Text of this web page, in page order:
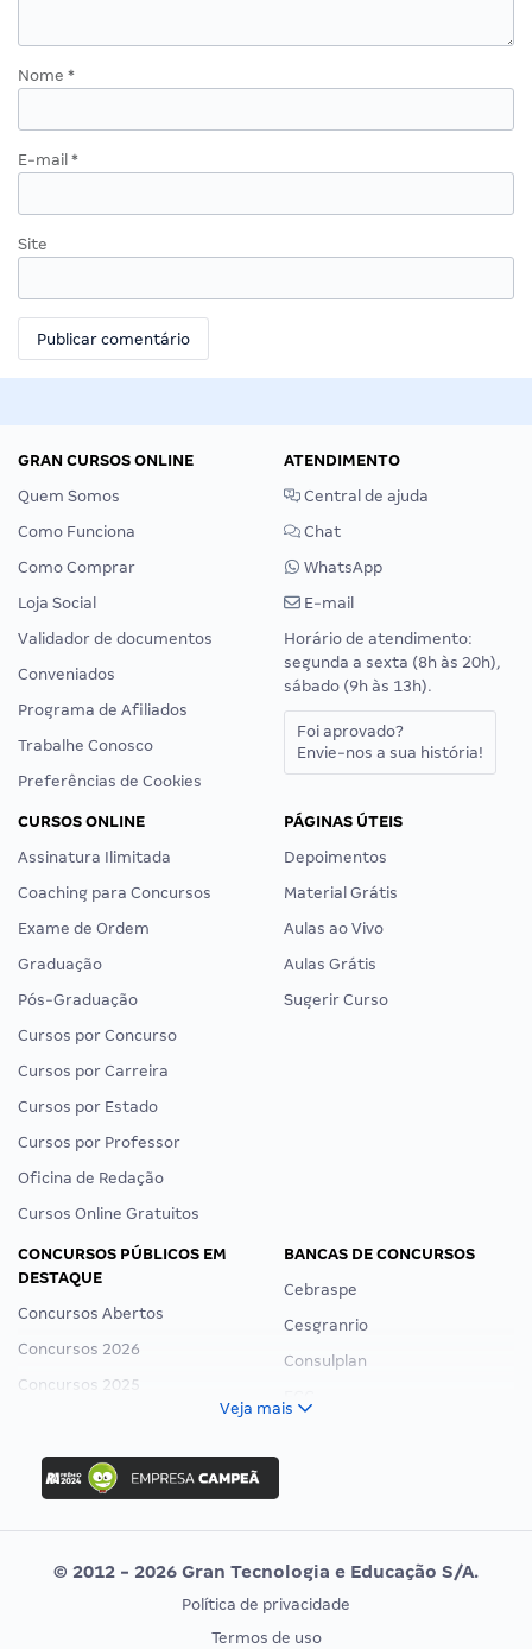
Nome *
E-mail *
Site
GRAN CURSOS ONLINE
Quem Somos
Como Funciona
Como Comprar
Loja Social
Validador de documentos
Conveniados
Programa de Afiliados
Trabalhe Conosco
Preferências de Cookies
ATENDIMENTO
Central de ajuda
Chat
WhatsApp
E-mail
Horário de atendimento:
segunda a sexta (8h às 20h),
sábado (9h às 13h).
Foi aprovado?
Envie-nos a sua história!
CURSOS ONLINE
Assinatura Ilimitada
Coaching para Concursos
Exame de Ordem
Graduação
Pós-Graduação
Cursos por Concurso
Cursos por Carreira
Cursos por Estado
Cursos por Professor
Oficina de Redação
Cursos Online Gratuitos
PÁGINAS ÚTEIS
Depoimentos
Material Grátis
Aulas ao Vivo
Aulas Grátis
Sugerir Curso
CONCURSOS PÚBLICOS EM
DESTAQUE
Concursos Abertos
Concursos 2026
Concursos 2025
Concurso Ibama
Concurso MPU
Editais publicados
BANCAS DE CONCURSOS
Cebraspe
Cesgranrio
Consulplan
Vunesp
CONCURSOS POR PROFISSÃO
EXAME DE ORDEM
Veja mais
© 2012 - 2026 Gran Tecnologia e Educação S/A.
Política de privacidade
Termos de uso